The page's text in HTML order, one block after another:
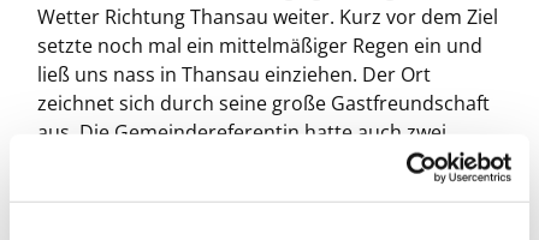
Wetter Richtung Thansau weiter. Kurz vor dem Ziel
setzte noch mal ein mittelmäßiger Regen ein und
ließ uns nass in Thansau einziehen. Der Ort
zeichnet sich durch seine große Gastfreundschaft
aus. Die Gemeindereferentin hatte auch zwei
Kuchen gebacken die bereits in der Küche standen